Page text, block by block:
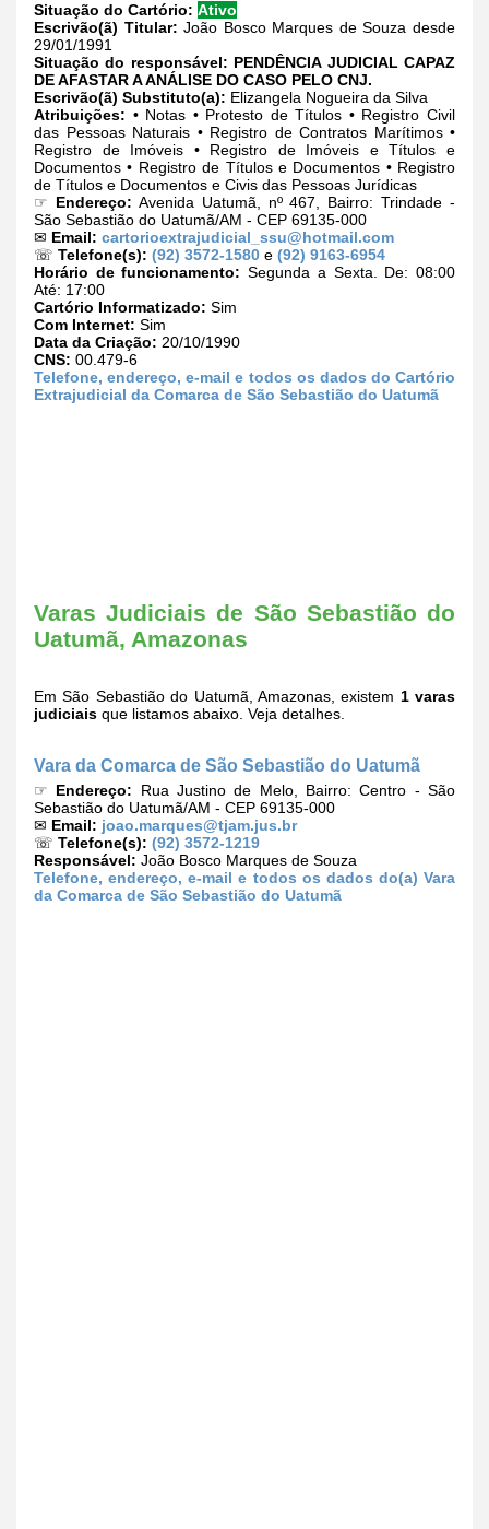
Situação do Cartório: Ativo
Escrivão(ã) Titular: João Bosco Marques de Souza desde
29/01/1991
Situação do responsável: PENDÊNCIA JUDICIAL CAPAZ
DE AFASTAR A ANÁLISE DO CASO PELO CNJ.
Escrivão(ã) Substituto(a): Elizangela Nogueira da Silva
Atribuições: • Notas • Protesto de Títulos • Registro Civil
das Pessoas Naturais • Registro de Contratos Marítimos •
Registro de Imóveis • Registro de Imóveis e Títulos e
Documentos • Registro de Títulos e Documentos • Registro
de Títulos e Documentos e Civis das Pessoas Jurídicas
☞ Endereço: Avenida Uatumã, nº 467, Bairro: Trindade -
São Sebastião do Uatumã/AM - CEP 69135-000
✉ Email: cartorioextrajudicial_ssu@hotmail.com
☏ Telefone(s): (92) 3572-1580 e (92) 9163-6954
Horário de funcionamento: Segunda a Sexta. De: 08:00
Até: 17:00
Cartório Informatizado: Sim
Com Internet: Sim
Data da Criação: 20/10/1990
CNS: 00.479-6
Telefone, endereço, e-mail e todos os dados do Cartório
Extrajudicial da Comarca de São Sebastião do Uatumã
Varas Judiciais de São Sebastião do
Uatumã, Amazonas
Em São Sebastião do Uatumã, Amazonas, existem 1 varas
judiciais que listamos abaixo. Veja detalhes.
Vara da Comarca de São Sebastião do Uatumã
☞ Endereço: Rua Justino de Melo, Bairro: Centro - São
Sebastião do Uatumã/AM - CEP 69135-000
✉ Email: joao.marques@tjam.jus.br
☏ Telefone(s): (92) 3572-1219
Responsável: João Bosco Marques de Souza
Telefone, endereço, e-mail e todos os dados do(a) Vara
da Comarca de São Sebastião do Uatumã